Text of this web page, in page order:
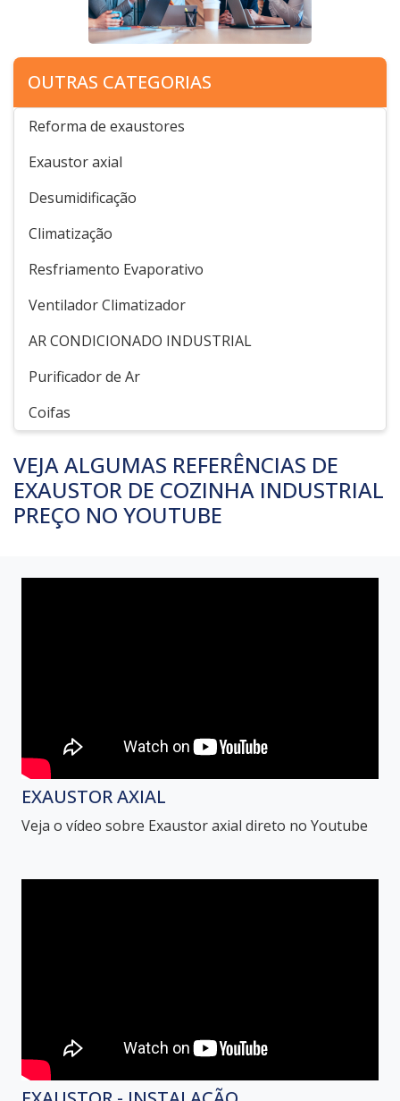
OUTRAS CATEGORIAS
Reforma de exaustores
Exaustor axial
Desumidificação
Climatização
Resfriamento Evaporativo
Ventilador Climatizador
AR CONDICIONADO INDUSTRIAL
Purificador de Ar
Coifas
VEJA ALGUMAS REFERÊNCIAS DE
EXAUSTOR DE COZINHA INDUSTRIAL
PREÇO NO YOUTUBE
EXAUSTOR AXIAL
Veja o vídeo sobre Exaustor axial direto no Youtube